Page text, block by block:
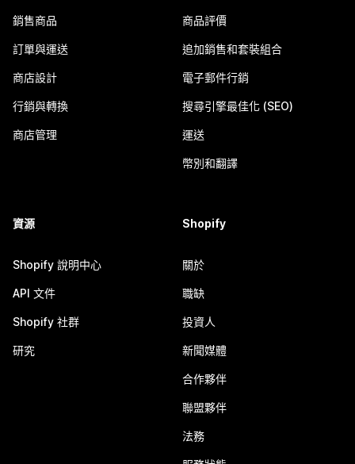
銷售商品
訂單與運送
商店設計
行銷與轉換
商店管理
商品評價
追加銷售和套裝組合
電子郵件行銷
搜尋引擎最佳化 (SEO)
運送
幣別和翻譯
資源
Shopify 說明中心
API 文件
Shopify 社群
研究
Shopify
關於
職缺
投資人
新聞媒體
合作夥伴
聯盟夥伴
法務